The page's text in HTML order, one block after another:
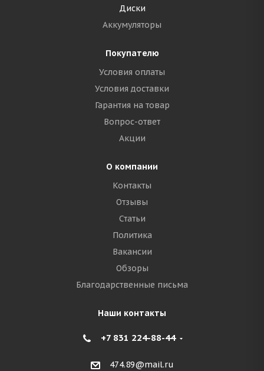
Диски
Аккумуляторы
Покупателю
Условия оплаты
Условия доставки
Гарантия на товар
Вопрос-ответ
Акции
О компании
Контакты
Отзывы
Статьи
Политика
Вакансии
Обзоры
Благодарственные письма
Наши контакты
+7 831 224-88-44
474.89@mail.ru